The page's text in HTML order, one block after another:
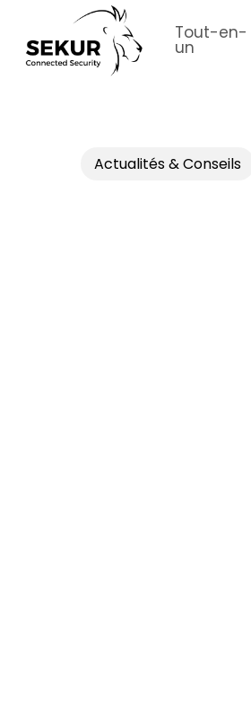
main
Tout-en-
un
Actualités & Conseils